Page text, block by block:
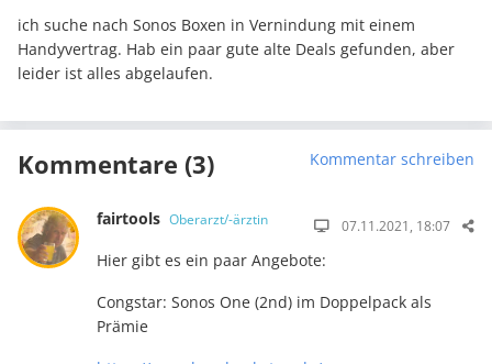
ich suche nach Sonos Boxen in Vernindung mit einem
Handyvertrag. Hab ein paar gute alte Deals gefunden, aber
leider ist alles abgelaufen.
Kommentare (3) Kommentar schreiben
fairtools Oberarzt/-ärztin 07.11.2021, 18:07
Hier gibt es ein paar Angebote:
Congstar: Sonos One (2nd) im Doppelpack als
Prämie